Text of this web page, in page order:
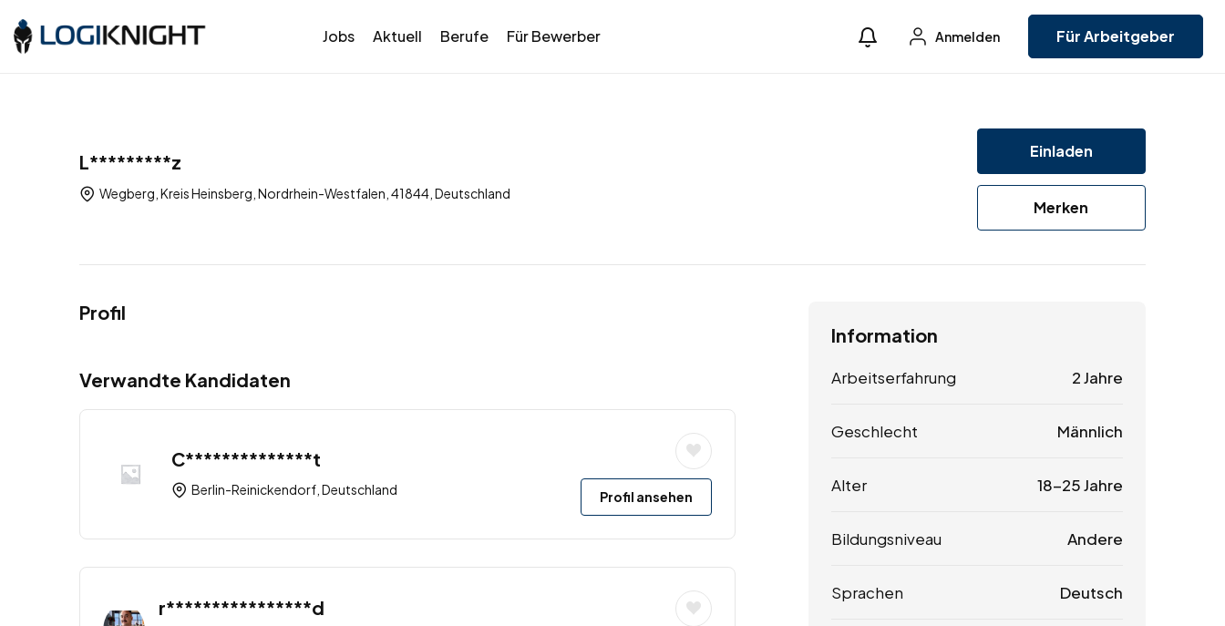
Jobs Aktuell Berufe Für Bewerber Anmelden Für Arbeitgeber
L*********z
Wegberg, Kreis Heinsberg, Nordrhein-Westfalen, 41844, Deutschland
Einladen
Merken
Profil
Verwandte Kandidaten
C**************t
Berlin-Reinickendorf, Deutschland Profil ansehen
r****************d
Information
Arbeitserfahrung 2 Jahre
Geschlecht Männlich
Alter 18-25 Jahre
Bildungsniveau Andere
Sprachen Deutsch